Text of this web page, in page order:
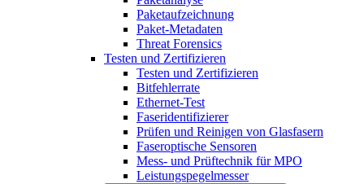
Paketaufzeichnung
Paket-Metadaten
Threat Forensics
Testen und Zertifizieren
Testen und Zertifizieren
Bitfehlerrate
Ethernet-Test
Faseridentifizierer
Prüfen und Reinigen von Glasfasern
Faseroptische Sensoren
Mess- und Prüftechnik für MPO
Leistungspegelmesser